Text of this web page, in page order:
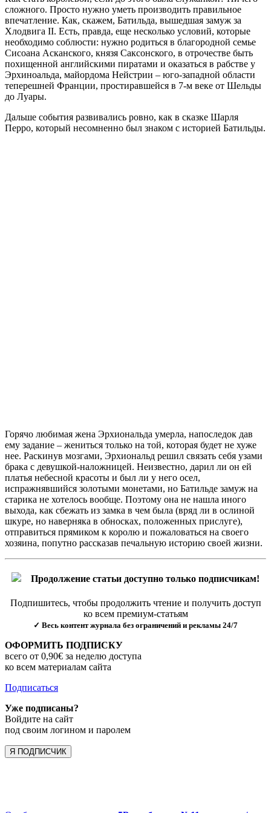
сложного. Просто нужно уметь производить правильное
впечатление. Как, скажем, Батильда, вышедшая замуж за
Хлодвига II. Есть, правда, еще несколько условий, которые
необходимо соблюсти: нужно родиться в благородной семье
Сисоана Асканского, князя Саксонского, в отрочестве быть
похищенной английскими пиратами и оказаться в рабстве у
Эрхиноальда, майордома Нейстрии – юго-западной области
теперешней Франции, простиравшейся в 7-м веке от Шельды
до Луары.
Дальше события развивались ровно, как в сказке Шарля
Перро, который несомненно был знаком с историей Батильды.
Горячо любимая жена Эрхиональда умерла, напоследок дав
ему задание – жениться только на той, которая будет не хуже
нее. Раскинув мозгами, Эрхиональд решил связать себя узами
брака с девушкой-наложницей. Неизвестно, дарил ли он ей
платья небесной красоты и был ли у него осел,
испражнявшийся золотыми монетами, но Батильде замуж на
старика не хотелось вообще. Поэтому она не нашла иного
выхода, как сбежать из замка в чем была (вряд ли в ослиной
шкуре, но наверняка в обносках, положенных прислуге),
отправиться прямиком к королю и пожаловаться на своего
хозяина, попутно рассказав печальную историю своей жизни.
Продолжение статьи доступно только подписчикам!
Подпишитесь, чтобы продолжить чтение и получить доступ
ко всем премиум-статьям
✓ Весь контент журнала без ограничений и рекламы 24/7
ОФОРМИТЬ ПОДПИСКУ
всего от 0,90€ за неделю доступа
ко всем материалам сайта
Подписаться
Уже подписаны?
Войдите на сайт
под своим логином и паролем
Я ПОДПИСЧИК